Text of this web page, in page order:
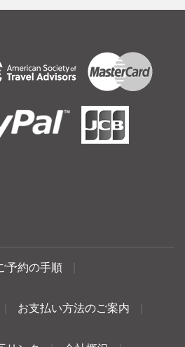
予約の手順
お支払い方法のご案内